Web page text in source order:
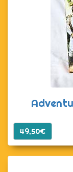
49,50€